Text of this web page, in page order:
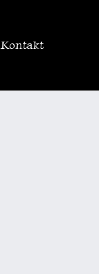
Kontakt